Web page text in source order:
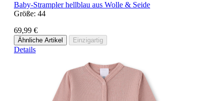
Baby-Strampler hellblau aus Wolle & Seide
Größe: 44
69,99 €
Ähnliche Artikel Einzigartig
Details